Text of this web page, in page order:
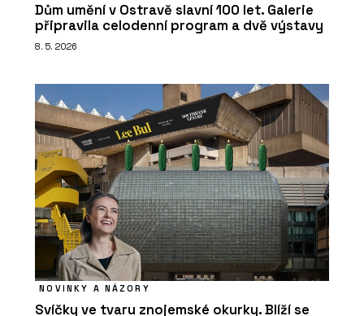
Dům umění v Ostravě slavní 100 let. Galerie
připravila celodenní program a dvě výstavy
8. 5. 2026
NOVINKY A NÁZORY
Svíčky ve tvaru znojemské okurky. Blíží se